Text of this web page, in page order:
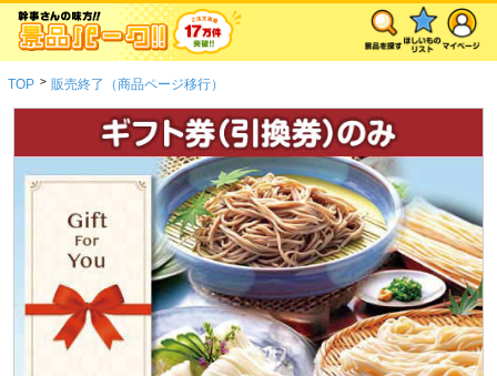
TOP > 販売終了（商品ページ移行）